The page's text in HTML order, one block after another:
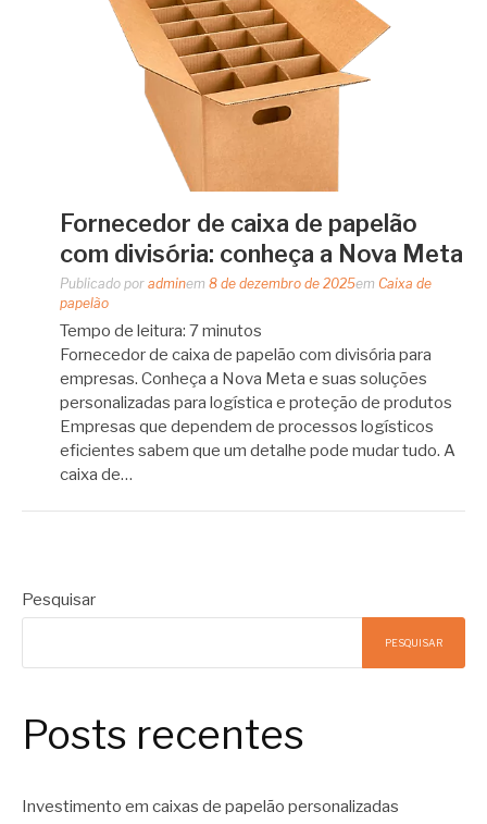
Fornecedor de caixa de papelão
com divisória: conheça a Nova Meta
Publicado por adminem 8 de dezembro de 2025em Caixa de
papelão
Tempo de leitura: 7minutos
Fornecedor de caixa de papelão com divisória para
empresas. Conheça a Nova Meta e suas soluções
personalizadas para logística e proteção de produtos
Empresas que dependem de processos logísticos
eficientes sabem que um detalhe pode mudar tudo. A
caixa de…
Pesquisar
PESQUISAR
Posts recentes
Investimento em caixas de papelão personalizadas